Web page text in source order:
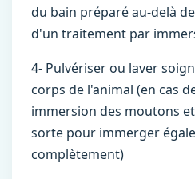
du bain préparé au-delà
d'un traitement par
4- Pulvériser ou laver
corps de l'animal (en cas
immersion des moutons
sorte pour immerger
complètement)